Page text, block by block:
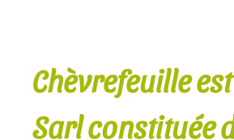
Chèvrefeuille
Sarl constituée